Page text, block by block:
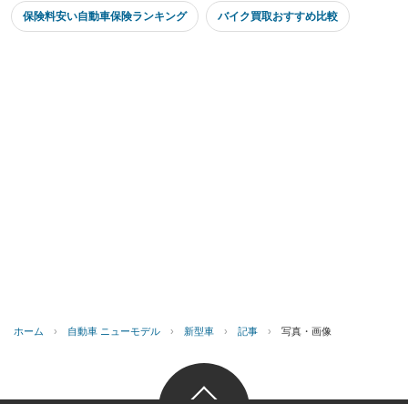
保険料安い自動車保険ランキング バイク買取おすすめ比較
ホーム › 自動車 ニューモデル › 新型車 › 記事 › 写真・画像